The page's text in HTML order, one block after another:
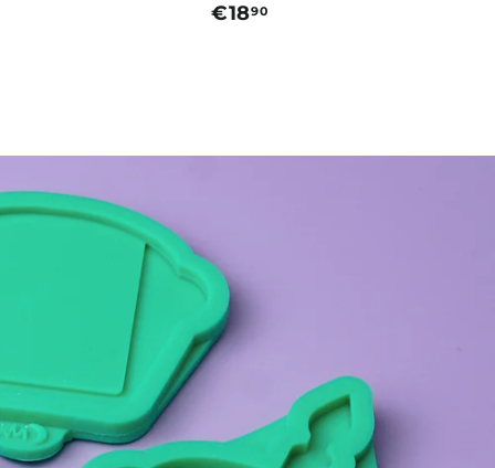
€1890
0